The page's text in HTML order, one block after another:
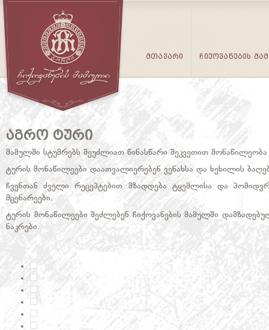
ᲛᲗᲐᲕᲐᲠᲘ ᲩᲘᲥᲝᲕᲐᲜᲔᲑᲘᲡ
ᲐᲒᲠᲝ ᲢᲣᲠᲘ
მამულში სტუმრებს შეუძლიათ წინასწარი შეკვეთით
ტურის მონაწილეები დაათვალიერებენ ვენახსა და ხეხილის
ჩვენთან ძველი რეცეპტებით მზადდება ტყემლისა და
მცენარეები.
ტურის მონაწილეები შეძლებენ ჩიქოვანების მამულში
ნაკრები.